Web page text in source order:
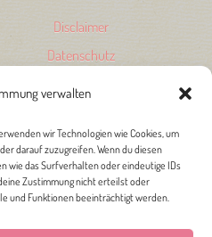
verwalten
wir Technologien wie Cookies, um
darauf zuzugreifen. Wenn du diesen
wie das Surfverhalten oder eindeutige IDs
Zustimmung nicht erteilst oder
und Funktionen beeinträchtigt werden.
Disclaimer
Datenschutz